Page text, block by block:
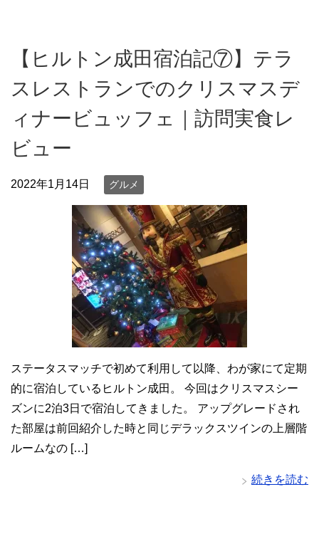
【ヒルトン成田宿泊記⑦】テラ
スレストランでのクリスマスデ
ィナービュッフェ｜訪問実食レ
ビュー
2022年1月14日 グルメ
ステータスマッチで初めて利用して以降、わが家にて定期
的に宿泊しているヒルトン成田。 今回はクリスマスシー
ズンに2泊3日で宿泊してきました。 アップグレードされ
た部屋は前回紹介した時と同じデラックスツインの上層階
ルームなの […]
続きを読む